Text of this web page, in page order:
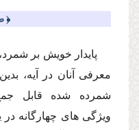
﴿
پایدار خویش بر
معرفى آنان در آیه،
شمرده شده قابل
ویژگى هاى چهارگانه